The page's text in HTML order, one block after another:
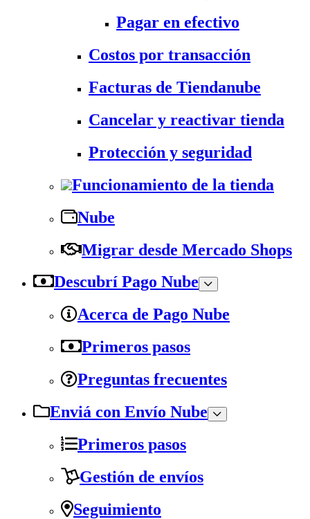
Pagar en efectivo
Costos por transacción
Facturas de Tiendanube
Cancelar y reactivar tienda
Protección y seguridad
Funcionamiento de la tienda
Nube
Migrar desde Mercado Shops
Descubrí Pago Nube
Acerca de Pago Nube
Primeros pasos
Preguntas frecuentes
Enviá con Envío Nube
Primeros pasos
Gestión de envíos
Seguimiento